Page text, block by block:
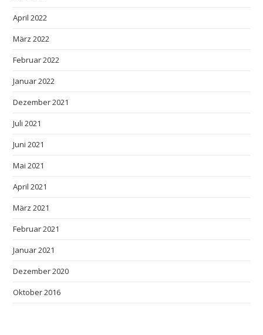
April 2022
März 2022
Februar 2022
Januar 2022
Dezember 2021
Juli 2021
Juni 2021
Mai 2021
April 2021
März 2021
Februar 2021
Januar 2021
Dezember 2020
Oktober 2016